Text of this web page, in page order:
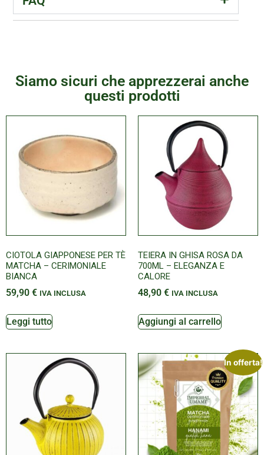
Siamo sicuri che apprezzerai anche
questi prodotti
CIOTOLA GIAPPONESE PER TÈ
MATCHA – CERIMONIALE
BIANCA
59,90 € IVA INCLUSA
Leggi tutto
TEIERA IN GHISA ROSA DA
700ML – ELEGANZA E
CALORE
48,90 € IVA INCLUSA
Aggiungi al carrello
In offerta!